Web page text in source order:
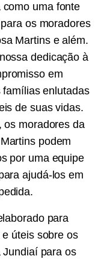
uma fonte
os moradores
Martins e além.
dedicação à
em
enlutadas
de suas vidas.
os moradores da
podem
por uma equipe
ajudá-los em
para
úteis sobre os
Jundiaí para os